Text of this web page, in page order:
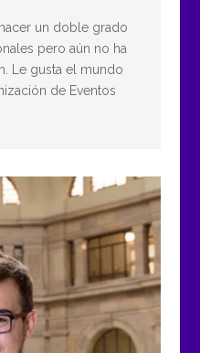
hacer un doble grado
pero aún no ha
Le gusta el mundo
de Eventos